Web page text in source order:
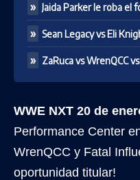
Jaida Parker le roba el
Sean Legacy vs Eli
ZaRuca vs WrenQCC
WWE NXT 20 de
Performance Center
WrenQCC y Fatal
oportunidad titular!